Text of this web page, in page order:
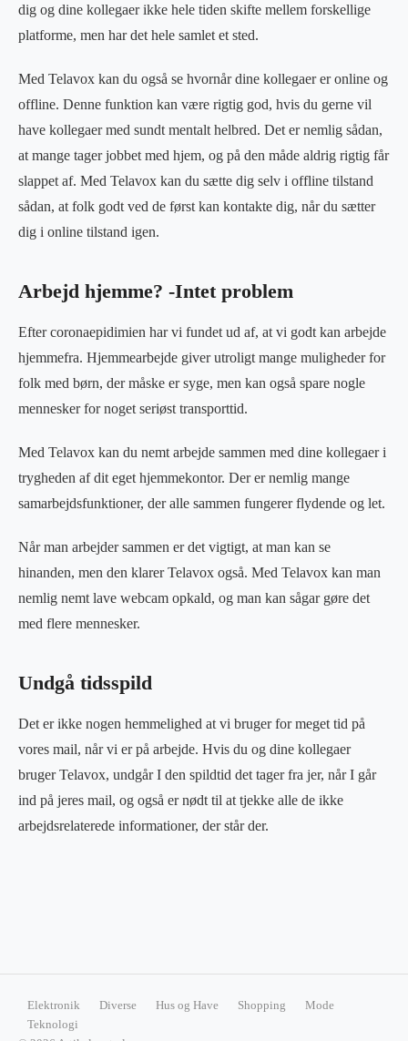
dig og dine kollegaer ikke hele tiden skifte mellem forskellige
platforme, men har det hele samlet et sted.
Med Telavox kan du også se hvornår dine kollegaer er online og
offline. Denne funktion kan være rigtig god, hvis du gerne vil
have kollegaer med sundt mentalt helbred. Det er nemlig sådan,
at mange tager jobbet med hjem, og på den måde aldrig rigtig får
slappet af. Med Telavox kan du sætte dig selv i offline tilstand
sådan, at folk godt ved de først kan kontakte dig, når du sætter
dig i online tilstand igen.
Arbejd hjemme? -Intet problem
Efter coronaepidimien har vi fundet ud af, at vi godt kan arbejde
hjemmefra. Hjemmearbejde giver utroligt mange muligheder for
folk med børn, der måske er syge, men kan også spare nogle
mennesker for noget seriøst transporttid.
Med Telavox kan du nemt arbejde sammen med dine kollegaer i
trygheden af dit eget hjemmekontor. Der er nemlig mange
samarbejdsfunktioner, der alle sammen fungerer flydende og let.
Når man arbejder sammen er det vigtigt, at man kan se
hinanden, men den klarer Telavox også. Med Telavox kan man
nemlig nemt lave webcam opkald, og man kan sågar gøre det
med flere mennesker.
Undgå tidsspild
Det er ikke nogen hemmelighed at vi bruger for meget tid på
vores mail, når vi er på arbejde. Hvis du og dine kollegaer
bruger Telavox, undgår I den spildtid det tager fra jer, når I går
ind på jeres mail, og også er nødt til at tjekke alle de ikke
arbejdsrelaterede informationer, der står der.
Elektronik Diverse Hus og Have Shopping
Mode
Teknologi